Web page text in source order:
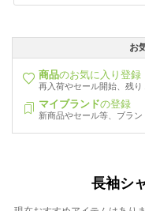
お
商品のお気に入り登録
再入荷やセール開始、残
マイブランドの登録
新商品やセール等、ブラ
長袖シ